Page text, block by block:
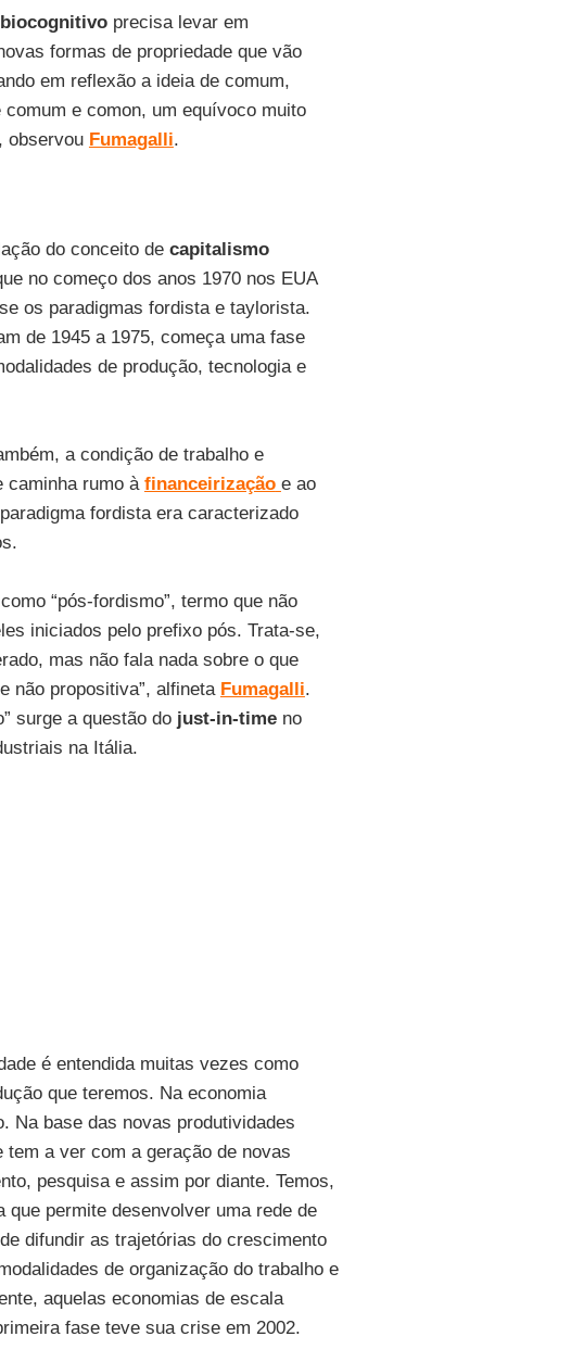
precisa levar em
formas de propriedade que vão
em reflexão a ideia de comum,
e comon, um equívoco muito
observou Fumagalli.
do conceito de capitalismo
no começo dos anos 1970 nos EUA
os paradigmas fordista e taylorista.
de 1945 a 1975, começa uma fase
de produção, tecnologia e
a condição de trabalho e
caminha rumo à financeirização e ao
fordista era caracterizado
“pós-fordismo”, termo que não
iniciados pelo prefixo pós. Trata-se,
mas não fala nada sobre o que
não propositiva”, alfineta Fumagalli.
surge a questão do just-in-timeno
na Itália.
é entendida muitas vezes como
que teremos. Na economia
Na base das novas produtividades
a ver com a geração de novas
pesquisa e assim por diante. Temos,
que permite desenvolver uma rede de
difundir as trajetórias do crescimento
de organização do trabalho e
aquelas economias de escala
fase teve sua crise em 2002.